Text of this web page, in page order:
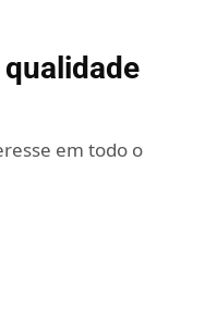
em todo o